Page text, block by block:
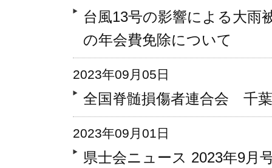
台風13号の影響による大雨
の年会費免除について
2023年09月05日
全国脊髄損傷者連合会 千
2023年09月01日
県士会ニュース 2023年9月